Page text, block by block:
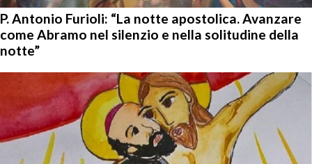
P. Antonio Furioli: “La notte apostolica. Avanzare
come Abramo nel silenzio e nella solitudine della
notte”